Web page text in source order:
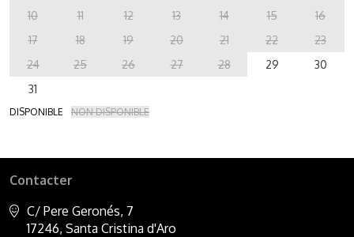
10
11 12 13 14 15
16
17
18 19 20 21 22
23
24
25 26 27 28 29
30
31
DISPONIBLE NON DISPONIBLE
Contacter
C/ Pere Geronés, 7
17246, Santa Cristina d'Aro